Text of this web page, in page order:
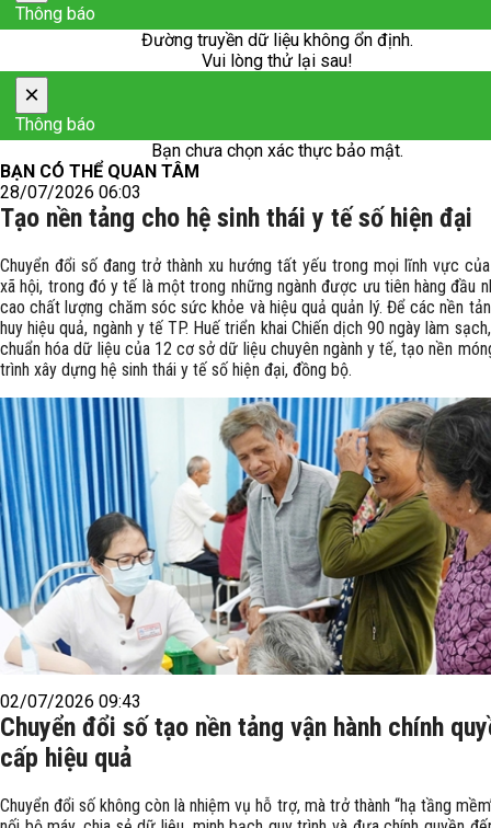
Thông báo
Đường truyền dữ liệu không ổn định.
Vui lòng thử lại sau!
×
Thông báo
Bạn chưa chọn xác thực bảo mật.
BẠN CÓ THỂ QUAN TÂM
28/07/2026 06:03
Tạo nền tảng cho hệ sinh thái y tế số hiện đại
Chuyển đổi số đang trở thành xu hướng tất yếu trong mọi lĩnh vực
xã hội, trong đó y tế là một trong những ngành được ưu tiên hàng đầu
cao chất lượng chăm sóc sức khỏe và hiệu quả quản lý. Để các nền
huy hiệu quả, ngành y tế TP. Huế triển khai Chiến dịch 90 ngày làm
chuẩn hóa dữ liệu của 12 cơ sở dữ liệu chuyên ngành y tế, tạo nền
trình xây dựng hệ sinh thái y tế số hiện đại, đồng bộ.
02/07/2026 09:43
Chuyển đổi số tạo nền tảng vận hành chính
cấp hiệu quả
Chuyển đổi số không còn là nhiệm vụ hỗ trợ, mà trở thành “hạ tầng